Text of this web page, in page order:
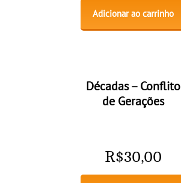
Adicionar ao carrinho
Décadas – Conflito
de Gerações
R$30,00